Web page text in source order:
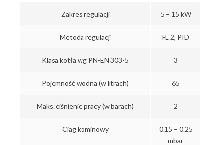
Zakres regulacji 5 – 15 kW
Metoda regulacji FL 2, PID
Klasa kotła wg PN-EN 303-5 3
Pojemność wodna (w litrach) 65
Maks. ciśnienie pracy (w barach) 2
Ciag kominowy
0.15 – 0.25
mbar